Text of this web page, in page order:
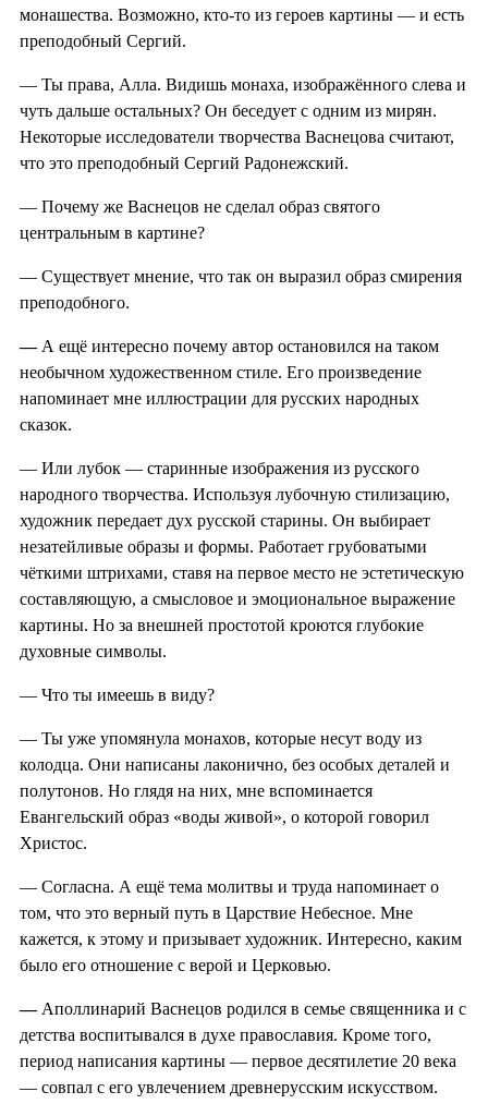
монашества. Возможно, кто-то из героев картины — и есть
преподобный Сергий.
— Ты права, Алла. Видишь монаха, изображённого слева и
чуть дальше остальных? Он беседует с одним из мирян.
Некоторые исследователи творчества Васнецова считают,
что это преподобный Сергий Радонежский.
— Почему же Васнецов не сделал образ святого
центральным в картине?
— Существует мнение, что так он выразил образ смирения
преподобного.
—А ещё интересно почему автор остановился на таком
необычном художественном стиле. Его произведение
напоминает мне иллюстрации для русских народных
сказок.
— Или лубок — старинные изображения из русского
народного творчества. Используя лубочную стилизацию,
художник передает дух русской старины. Он выбирает
незатейливые образы и формы. Работает грубоватыми
чёткими штрихами, ставя на первое место не эстетическую
составляющую, а смысловое и эмоциональное выражение
картины. Но за внешней простотой кроются глубокие
духовные символы.
— Что ты имеешь в виду?
— Ты уже упомянула монахов, которые несут воду из
колодца. Они написаны лаконично, без особых деталей и
полутонов. Но глядя на них, мне вспоминается
Евангельский образ «воды живой», о которой говорил
Христос.
— Согласна. А ещё тема молитвы и труда напоминает о
том, что это верный путь в Царствие Небесное. Мне
кажется, к этому и призывает художник. Интересно, каким
было его отношение с верой и Церковью.
—Аполлинарий Васнецов родился в семье священника и с
детства воспитывался в духе православия. Кроме того,
период написания картины — первое десятилетие 20 века
— совпал с его увлечением древнерусским искусством.